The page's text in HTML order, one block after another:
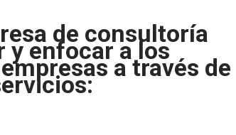
de consultoría
y enfocar a los
a través de